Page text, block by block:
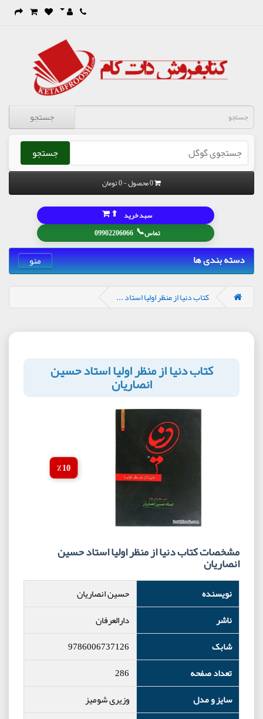
جستجو
جستجو
0 محصول - 0 تومان
تماس📞
09902206066
سبد خرید ⬆
دسته بندی ها منو
کتاب دنیا از منظر اولیا استاد ...
کتاب دنیا از منظر اولیا استاد حسین
انصاریان
10 ٪
مشخصات کتاب دنیا از منظر اولیا استاد حسین
انصاریان
نویسنده
حسین انصاریان
ناشر
دارالعرفان
شابک
9786006737126
تعداد صفحه
286
سایز و مدل
وزیری شومیز